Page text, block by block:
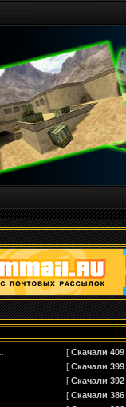
[ Скачали 409
[ Скачали 399
[ Скачали 392
[ Скачали 386